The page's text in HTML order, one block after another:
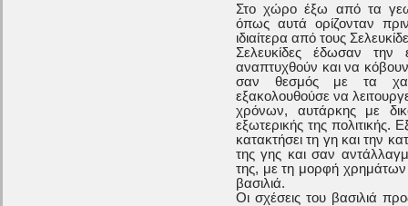
Στο χώρο έξω από τα
όπως αυτά ορίζονταν
ιδιαίτερα από τους
Σελευκίδες έδωσαν την
αναπτυχθούν και να κόβουν
σαν θεσμός με τα
εξακολουθούσε να
χρόνων, αυτάρκης με
εξωτερικής της πολιτικής.
κατακτήσει τη γη και την
της γης και σαν
της, με τη μορφή χρημάτων
βασιλιά.
Οι σχέσεις του βασιλιά